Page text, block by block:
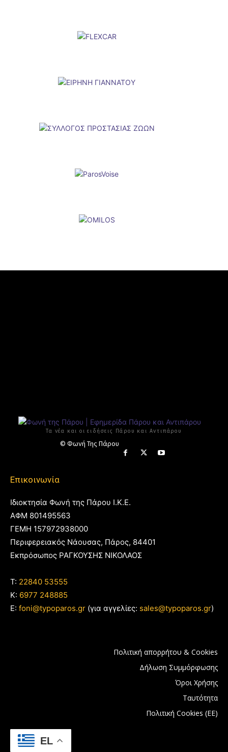
Τα νέα και οι ειδήσεις Πάρου και Αντιπάρου
© Φωνή Της Πάρου
Επικοινωνία
Ιδιοκτησία Φωνή της Πάρου Ι.Κ.Ε.
ΑΦΜ 801495563
ΓΕΜΗ 157972938000
Περιφερειακός Νάουσας, Πάρος, 84401
Εκπρόσωπος ΡΑΓΚΟΥΣΗΣ ΝΙΚΟΛΑΟΣ
T: 22840 53555
Κ: 6977 248885
E: foni@typoparos.gr (για αγγελίες: sales@typoparos.gr)
Πολιτική απορρήτου & Cookies
Δήλωση Συμμόρφωσης
Όροι Χρήσης
Ταυτότητα
Πολιτική Cookies (ΕΕ)
EL